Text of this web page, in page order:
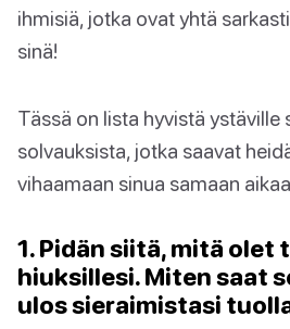
ihmisiä, jotka ovat yhtä
sinä!
Tässä on lista hyvistä ystäville
solvauksista, jotka saavat
vihaamaan sinua samaan
1. Pidän siitä, mitä olet
hiuksillesi. Miten saat
ulos sieraimistasi